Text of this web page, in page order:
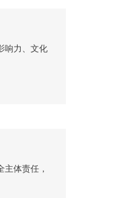
响力、文化
体责任，